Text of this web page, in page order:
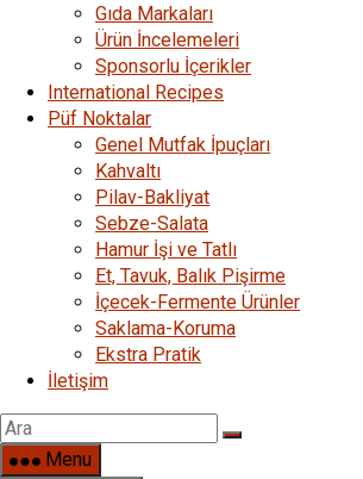
Gıda Markaları
Ürün İncelemeleri
Sponsorlu İçerikler
International Recipes
Püf Noktalar
Genel Mutfak İpuçları
Kahvaltı
Pilav-Bakliyat
Sebze-Salata
Hamur İşi ve Tatlı
Et, Tavuk, Balık Pişirme
İçecek-Fermente Ürünler
Saklama-Koruma
Ekstra Pratik
İletişim
Menu